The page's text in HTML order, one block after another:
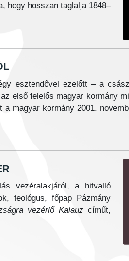
hogy hosszan taglalja 1848–
esztendővel ezelőtt – a
első felelős magyar kormány
magyar kormány 2001.
vezéralakjáról, a hitvalló
teológus, főpap Pázmány
vezérlő Kalauzcíműt,